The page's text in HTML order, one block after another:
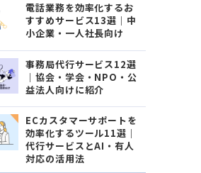
電話業務を効率化するお
すすめサービス13選｜中
小企業・一人社長向け
事務局代行サービス12選
｜協会・学会・NPO・公
益法人向けに紹介
ECカスタマーサポートを
効率化するツール11選｜
代行サービスとAI・有人
対応の活用法